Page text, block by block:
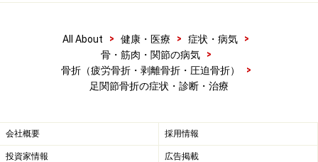
転位の大きい骨折、靭帯損傷を合併した骨折などでは手
術を選択します。
金属製のネジと板で骨折を固定しました。
All About > 健康・医療 > 症状・病気
>
骨・筋肉・関節の病気
>
骨折（疲労骨折・剥離骨折・圧迫骨折）
>
足関節骨折の症状・診断・治療
会社概要 採用情報
投資家情報 広告掲載